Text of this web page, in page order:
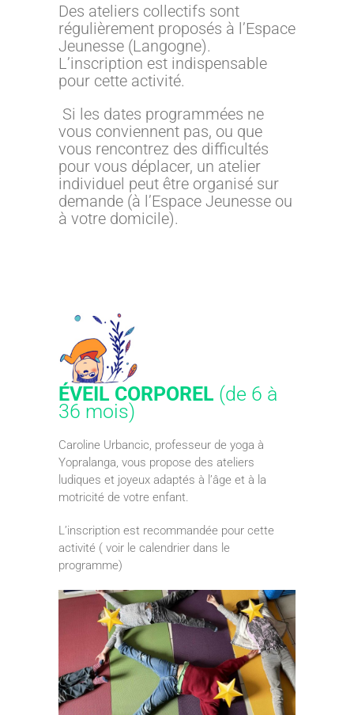
Des ateliers collectifs sont
régulièrement proposés à l’Espace
Jeunesse (Langogne).
L’inscription est indispensable
pour cette activité.
Si les dates programmées ne
vous conviennent pas, ou que
vous rencontrez des difficultés
pour vous déplacer, un atelier
individuel peut être organisé sur
demande (à l’Espace Jeunesse ou
à votre domicile).
ÉVEIL CORPOREL (de 6 à
36 mois)
Caroline Urbancic, professeur de yoga à
Yopralanga, vous propose des ateliers
ludiques et joyeux adaptés à l’âge et à la
motricité de votre enfant.
L’inscription est recommandée pour cette
activité ( voir le calendrier dans le
programme)